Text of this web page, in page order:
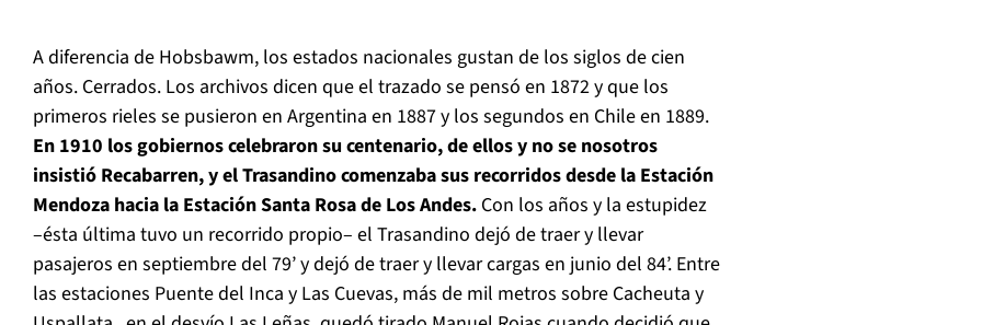
A diferencia de Hobsbawm, los estados nacionales gustan de los siglos de cien
años. Cerrados. Los archivos dicen que el trazado se pensó en 1872 y que los
primeros rieles se pusieron en Argentina en 1887 y los segundos en Chile en 1889.
En 1910 los gobiernos celebraron su centenario, de ellos y no se nosotros
insistió Recabarren, y el Trasandino comenzaba sus recorridos desde la Estación
Mendoza hacia la Estación Santa Rosa de Los Andes. Con los años y la estupidez
–ésta última tuvo un recorrido propio– el Trasandino dejó de traer y llevar
pasajeros en septiembre del 79’ y dejó de traer y llevar cargas en junio del 84’. Entre
las estaciones Puente del Inca y Las Cuevas, más de mil metros sobre Cacheuta y